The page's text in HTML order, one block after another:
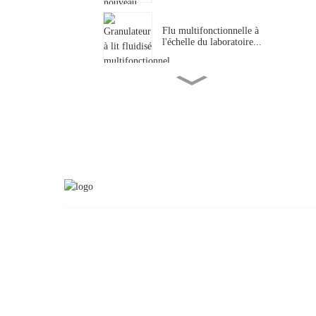
Flu multifonctionnelle à
l'échelle du laboratoire...